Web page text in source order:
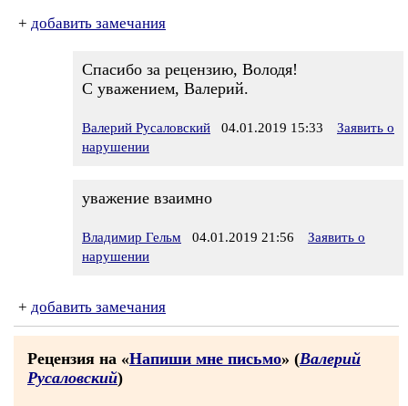
+ добавить замечания
Спасибо за рецензию, Володя!
С уважением, Валерий.
Валерий Русаловский 04.01.2019 15:33
Заявить о
нарушении
уважение взаимно
Владимир Гельм 04.01.2019 21:56
Заявить о
нарушении
+ добавить замечания
Рецензия на «Напиши мне письмо» (Валерий
Русаловский)